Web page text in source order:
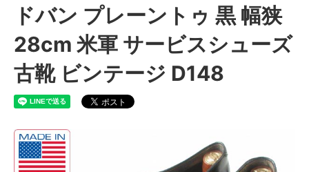
ドバン プレーントゥ 黒 幅狭
28cm 米軍 サービスシューズ
古靴 ビンテージ D148